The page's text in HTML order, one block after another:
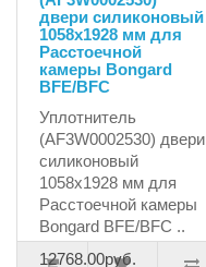
двери силиконовый
1058x1928 мм для
Расстоечной
камеры Bongard
BFE/BFC
Уплотнитель
(AF3W0002530) двери
силиконовый
1058x1928 мм для
Расстоечной камеры
Bongard BFE/BFC ..
12768.00руб.